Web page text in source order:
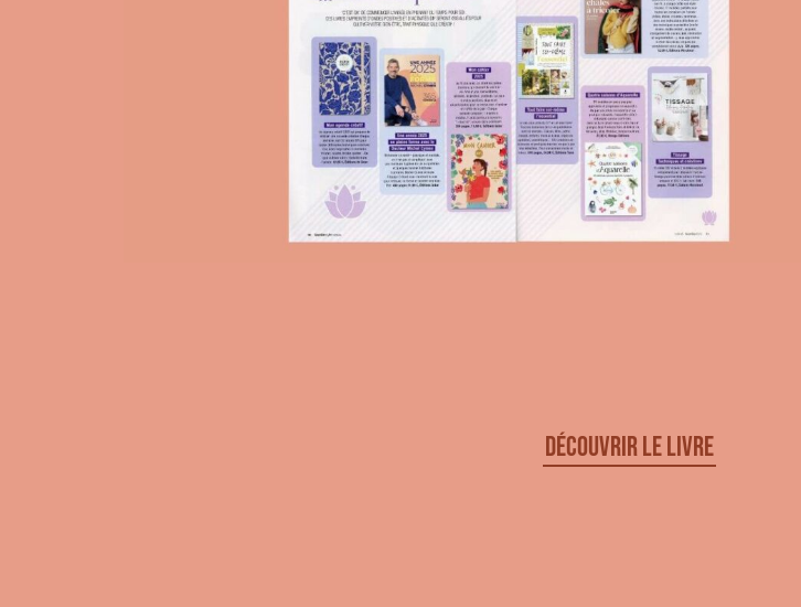
Découvrir le livre